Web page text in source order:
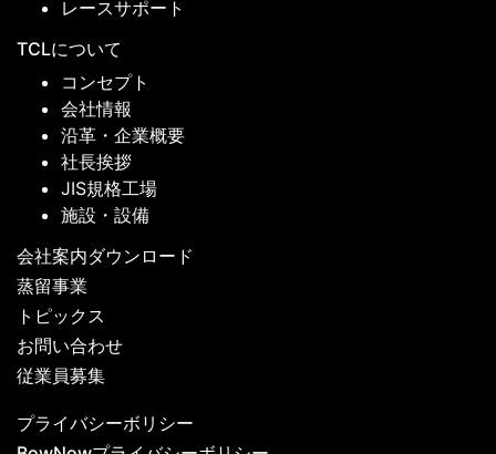
レースサポート
TCLについて
コンセプト
会社情報
沿革・企業概要
社長挨拶
JIS規格工場
施設・設備
会社案内ダウンロード
蒸留事業
トピックス
お問い合わせ
従業員募集
プライバシーボリシー